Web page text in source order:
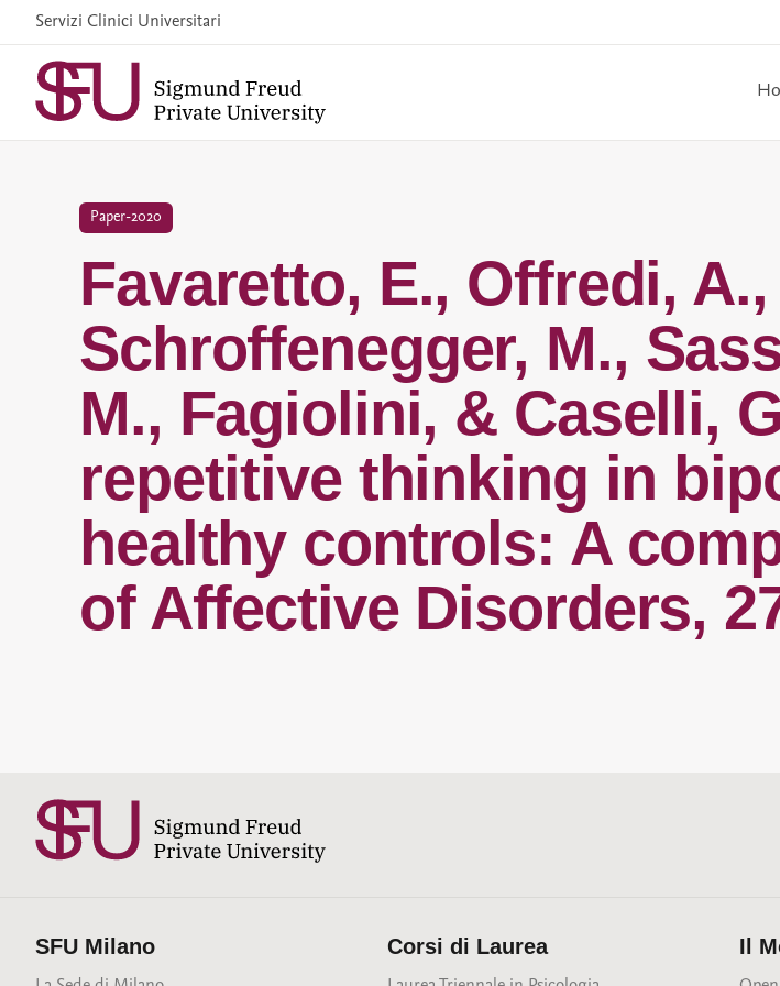
content
Servizi Clinici Universitari
Paper-2020
Favaretto, E., Offredi,
Schroffenegger, M.,
M., Fagiolini, & Caselli,
repetitive thinking in
healthy controls: A
of Affective Disorders,
SFU Milano Corsi di Laurea Il